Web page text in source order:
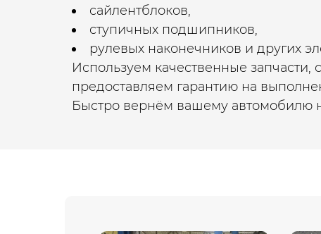
сайлентблоков,
ступичных подшипников,
рулевых наконечников и других
Используем качественные
предоставляем гарантию на
Быстро вернём вашему автомобилю